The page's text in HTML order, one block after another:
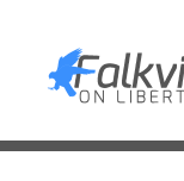
content